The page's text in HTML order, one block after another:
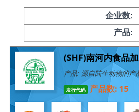
企业数:
产品:
(SHF)南河内食品
产品: 源自陆生动物的产
发行代码 产品数: 15